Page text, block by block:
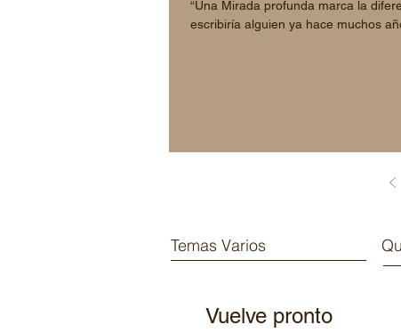
“Una Mirada profunda marca la
escribiría alguien ya hace muchos
Temas Varios
Vuelve pronto